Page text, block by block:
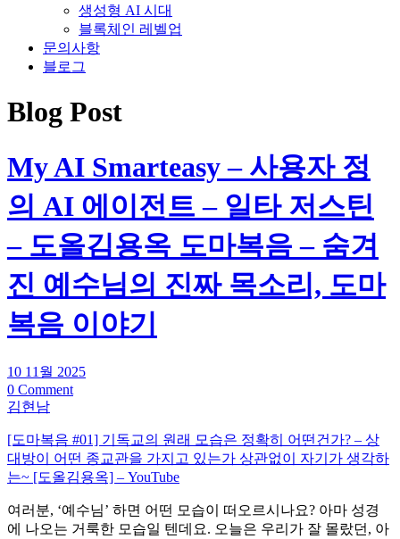
생성형 AI 시대
블록체인 레벨업
문의사항
블로그
Blog Post
My AI Smarteasy – 사용자 정
의 AI 에이전트 – 일타 저스틴
– 도올김용옥 도마복음 – 숨겨
진 예수님의 진짜 목소리, 도마
복음 이야기
10 11월 2025
0 Comment
김현남
[도마복음 #01] 기독교의 원래 모습은 정확히 어떤건가? – 상
대방이 어떤 종교관을 가지고 있는가 상관없이 자기가 생각하
는~ [도올김용옥] – YouTube
여러분, ‘예수님’ 하면 어떤 모습이 떠오르시나요? 아마 성경
에 나오는 거룩한 모습일 텐데요. 오늘은 우리가 잘 몰랐던, 아